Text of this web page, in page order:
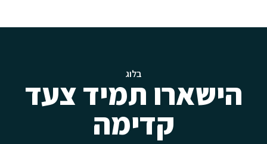
בלוג
הישארו תמיד צעד
קדימה